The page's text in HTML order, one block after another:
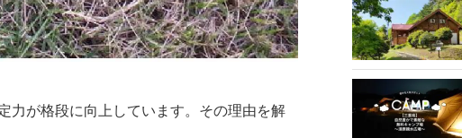
力が格段に向上しています。その理由を解